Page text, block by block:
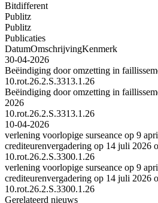
Bitdifferent
Publitz
Publitz
Publicaties
DatumOmschrijvingKenmerk
30-04-2026
Beëindiging door omzetting in
10.rot.26.2.S.3313.1.26
Beëindiging door omzetting in
2026
10.rot.26.2.S.3313.1.26
10-04-2026
verlening voorlopige surseance op 9
crediteurenvergadering op 14 juli 2026
10.rot.26.2.S.3300.1.26
verlening voorlopige surseance op 9
crediteurenvergadering op 14 juli 2026
10.rot.26.2.S.3300.1.26
Gerelateerd nieuws